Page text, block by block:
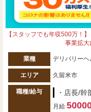
【スタッフでも年収500万！
事業拡大
業種 デリバリーヘ
エリア 久留米市
職種/給与 ・店長/幹
月給